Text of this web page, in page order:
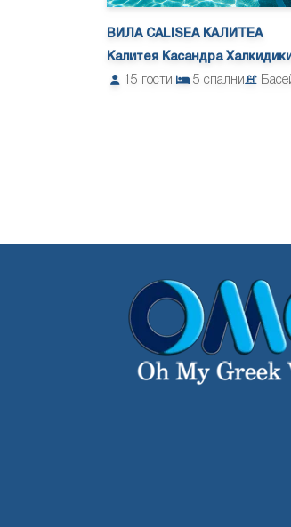
ВИЛА CALISEA КАЛИТЕА
Калитея Касандра Халкидики
15 гости 5 спални